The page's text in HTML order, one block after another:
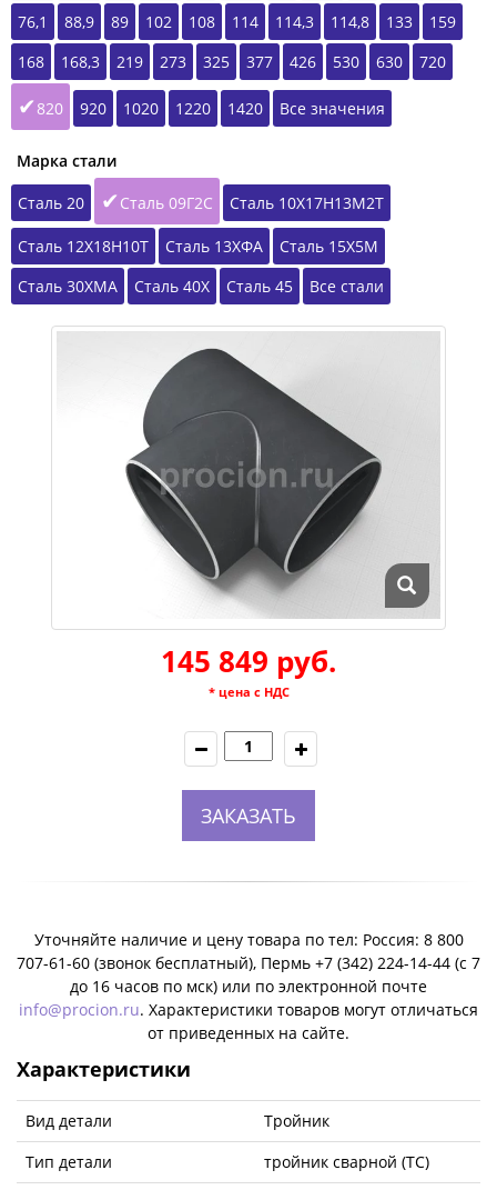
76,1
88,9 89 102 108 114 114,3 114,8 133
159
168
168,3 219 273 325 377 426 530 630 720
820 920 1020 1220 1420 Все значения
Марка стали
Сталь 20
Сталь 09Г2С Сталь 10Х17Н13М2Т
Сталь 12Х18Н10Т Сталь 13ХФА
Сталь 15Х5М
Сталь 30ХМА
Сталь 40Х Сталь 45 Все стали
145 849 руб.
* цена с НДС
ЗАКАЗАТЬ
Уточняйте наличие и цену товара по тел: Россия: 8 800
707-61-60 (звонок бесплатный), Пермь +7 (342) 224-14-44 (c 7
до 16 часов по мск) или по электронной почте
info@procion.ru. Характеристики товаров могут отличаться
от приведенных на сайте.
Характеристики
Вид детали
Тройник
Тип детали
тройник сварной (ТС)